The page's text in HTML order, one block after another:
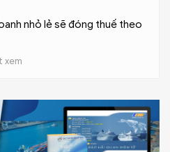
nhỏ lẻ sẽ đóng thuế theo
xem